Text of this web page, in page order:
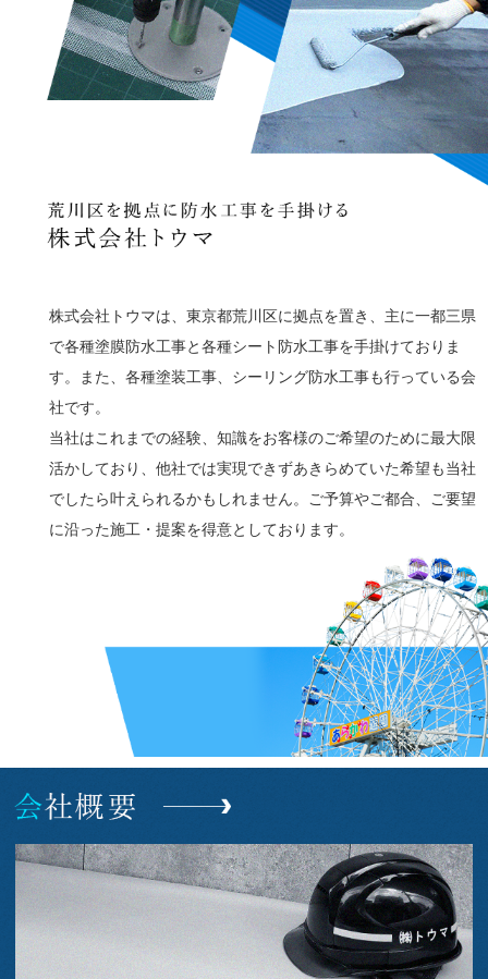
株式会社トウマは、東京都荒川区に拠点を置き、主に一都三県
で各種塗膜防水工事と各種シート防水工事を手掛けておりま
す。また、各種塗装工事、シーリング防水工事も行っている会
社です。
当社はこれまでの経験、知識をお客様のご希望のために最大限
活かしており、他社では実現できずあきらめていた希望も当社
でしたら叶えられるかもしれません。ご予算やご都合、ご要望
に沿った施工・提案を得意としております。